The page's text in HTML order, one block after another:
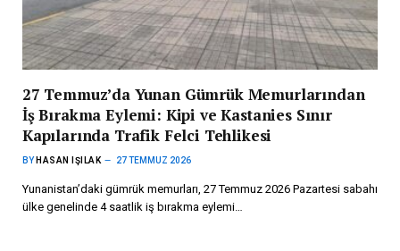
27 Temmuz’da Yunan Gümrük Memurlarından
İş Bırakma Eylemi: Kipi ve Kastanies Sınır
Kapılarında Trafik Felci Tehlikesi
BY HASAN IŞILAK 27 TEMMUZ 2026
Yunanistan’daki gümrük memurları, 27 Temmuz 2026 Pazartesi sabahı
ülke genelinde 4 saatlik iş bırakma eylemi…